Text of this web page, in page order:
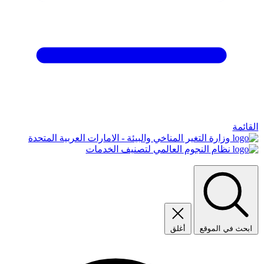
القائمة
وزارة التغير المناخي والبيئة - الامارات العربية المتحدة
نظام النجوم العالمي لتصنيف الخدمات
ابحث في الموقع أغلق